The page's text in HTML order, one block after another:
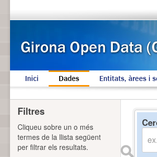
Inici Dades Entitats, àrees i
Filtres
Cliqueu sobre un o més
termes de la llista següent
per filtrar els resultats.